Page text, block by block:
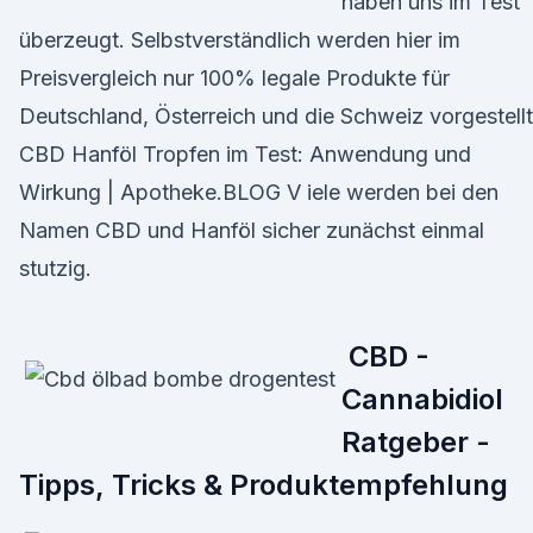
überzeugt. Selbstverständlich werden hier im
Preisvergleich nur 100% legale Produkte für
Deutschland, Österreich und die Schweiz
CBD Hanföl Tropfen im Test: Anwendung und
Wirkung | Apotheke.BLOG V iele werden bei den
Namen CBD und Hanföl sicher zunächst einmal
stutzig.
️ CBD -
Cannabidiol
Ratgeber -
Tipps, Tricks & Produktempfehlung